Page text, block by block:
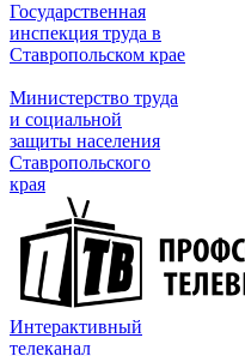
Государственная
инспекция труда в
Ставропольском крае
Министерство труда
и социальной
защиты населения
Ставропольского
края
Интерактивный
телеканал